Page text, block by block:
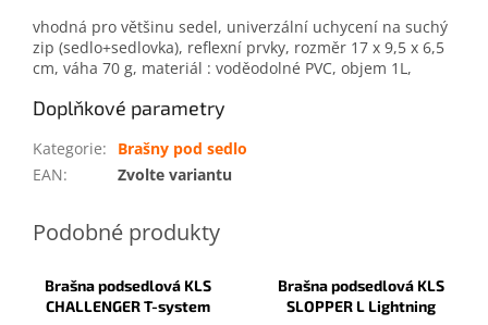
vhodná pro většinu sedel, univerzální uchycení na suchý
zip (sedlo+sedlovka), reflexní prvky, rozměr 17 x 9,5 x 6,5
cm, váha 70 g, materiál : voděodolné PVC, objem 1L,
Doplňkové parametry
Kategorie:
Brašny pod sedlo
EAN: Zvolte variantu
Brašna podsedlová KLS
CHALLENGER T-system
Brašna podsedlová KLS
SLOPPER L Lightning